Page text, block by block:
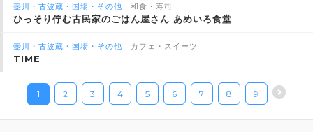
壺川・古波蔵・国場・その他 | 和食・寿司
ひっそり佇む古民家のごはん屋さん あめいろ食堂
壺川・古波蔵・国場・その他 | カフェ・スイーツ
TIME
1 2 3 4 5 6 7 8 9